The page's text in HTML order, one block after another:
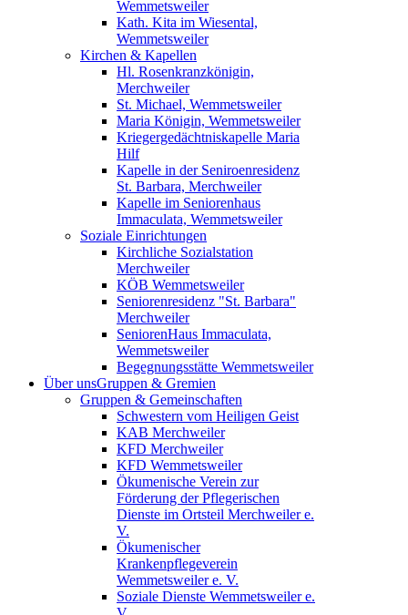
Wemmetsweiler
Kath. Kita im Wiesental,
Wemmetsweiler
Kirchen & Kapellen
Hl. Rosenkranzkönigin,
Merchweiler
St. Michael, Wemmetsweiler
Maria Königin, Wemmetsweiler
Kriegergedächtniskapelle Maria
Hilf
Kapelle in der Seniroenresidenz
St. Barbara, Merchweiler
Kapelle im Seniorenhaus
Immaculata, Wemmetsweiler
Soziale Einrichtungen
Kirchliche Sozialstation
Merchweiler
KÖB Wemmetsweiler
Seniorenresidenz "St. Barbara"
Merchweiler
SeniorenHaus Immaculata,
Wemmetsweiler
Begegnungsstätte Wemmetsweiler
Über unsGruppen & Gremien
Gruppen & Gemeinschaften
Schwestern vom Heiligen Geist
KAB Merchweiler
KFD Merchweiler
KFD Wemmetsweiler
Ökumenische Verein zur
Förderung der Pflegerischen
Dienste im Ortsteil Merchweiler e.
V.
Ökumenischer
Krankenpflegeverein
Wemmetsweiler e. V.
Soziale Dienste Wemmetsweiler e.